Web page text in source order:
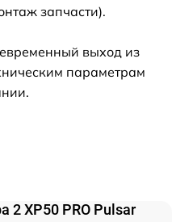
запчасти).
выход из
параметрам
2 XP50 PRO Pulsar